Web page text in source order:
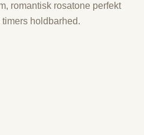
romantisk rosatone perfekt
holdbarhed.